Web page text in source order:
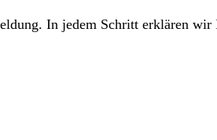
In jedem Schritt erklären wir